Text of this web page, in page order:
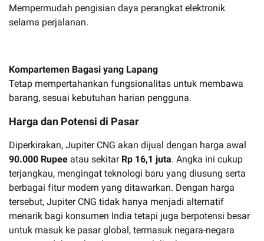
Mempermudah pengisian daya perangkat elektronik
selama perjalanan.
Kompartemen Bagasi yang Lapang
Tetap mempertahankan fungsionalitas untuk membawa
barang, sesuai kebutuhan harian pengguna.
Harga dan Potensi di Pasar
Diperkirakan, Jupiter CNG akan dijual dengan harga awal
90.000 Rupee atau sekitar Rp 16,1 juta. Angka ini cukup
terjangkau, mengingat teknologi baru yang diusung serta
berbagai fitur modern yang ditawarkan. Dengan harga
tersebut, Jupiter CNG tidak hanya menjadi alternatif
menarik bagi konsumen India tetapi juga berpotensi besar
untuk masuk ke pasar global, termasuk negara-negara